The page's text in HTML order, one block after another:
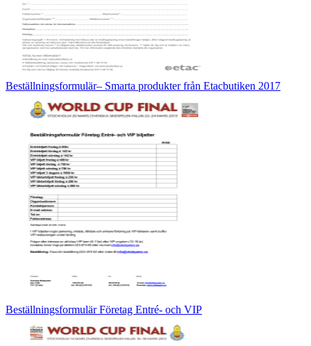
Beställningsformulär– Smarta produkter från Etacbutiken 2017
Beställningsformulär Företag Entré- och VIP